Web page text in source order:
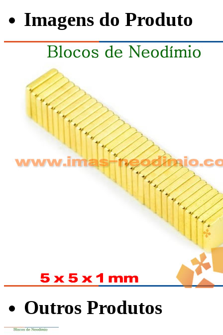
Imagens do Produto
Outros Produtos